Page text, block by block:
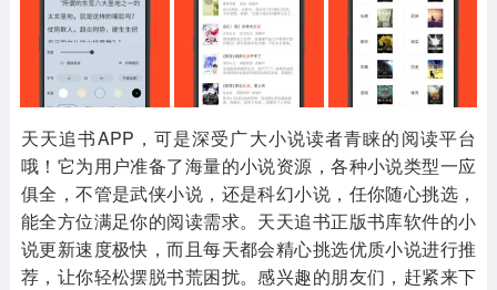
天天追书APP，可是深受广大小说读者青睐的阅读平台
哦！它为用户准备了海量的小说资源，各种小说类型一应
俱全，不管是武侠小说，还是科幻小说，任你随心挑选，
能全方位满足你的阅读需求。天天追书正版书库软件的小
说更新速度极快，而且每天都会精心挑选优质小说进行推
荐，让你轻松摆脱书荒困扰。感兴趣的朋友们，赶紧来下